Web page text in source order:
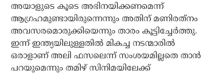
അയാളുടെ കൂടെ അഭിനയിക്കണമെന്ന്
ആഗ്രഹമുണ്ടായിരുന്നെന്നും അതിന് മണിരത്‌നം
അവസരമൊരുക്കിയെന്നും താരം കൂട്ടിച്ചേര്‍ത്തു.
ഇന്ന് ഇന്ത്യയിലുള്ളതില്‍ മികച്ച നടന്മാരില്‍
ഒരാളാണ് അലി ഫസലെന്ന് സംശയമില്ലതെ താന്‍
പറയുമെന്നും തമിഴ് സിനിമയിലേക്ക്